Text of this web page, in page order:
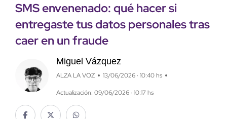
SMS envenenado: qué hacer si
entregaste tus datos personales tras
caer en un fraude
Miguel Vázquez
ALZA LA VOZ 13/06/2026 · 10:40 hs
Actualización: 09/06/2026 · 10:17 hs